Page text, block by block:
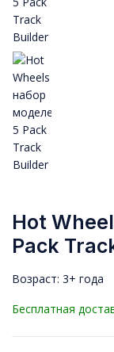
Hot
Pack
Возраст: 3+ года
Бесплатная